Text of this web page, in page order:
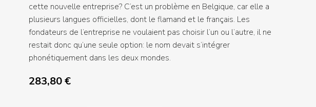
cette nouvelle entreprise? C’est un problème en Belgique, car elle a
plusieurs langues officielles, dont le flamand et le français. Les
fondateurs de l’entreprise ne voulaient pas choisir l’un ou l’autre, il ne
restait donc qu’une seule option: le nom devait s’intégrer
phonétiquement dans les deux mondes.
283,80€